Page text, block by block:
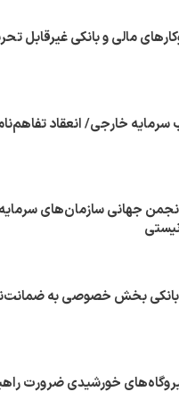
مالی و بانکی غیرقابل
سرمایه خارجی/ انعقاد
جهانی سازمان‌های
بانکی بخش خصوصی به
خورشیدی ضرورت